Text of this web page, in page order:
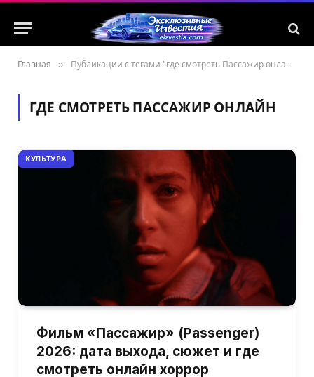
Главная » Публикации с тегами "где смотреть Пассажир онлайн"
ГДЕ СМОТРЕТЬ ПАССАЖИР ОНЛАЙН
КУЛЬТУРА
Фильм «Пассажир» (Passenger)
2026: дата выхода, сюжет и где
смотреть онлайн хоррор